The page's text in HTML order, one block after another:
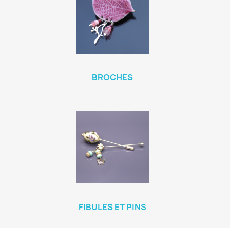
BROCHES
FIBULES ET PINS